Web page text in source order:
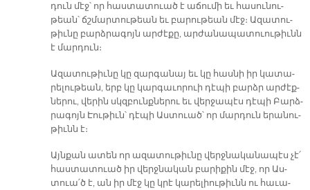
դուն մէջ՝ որ հաս­տա­տուած է ա­ճու­մի եւ հա­սու­նու­
թեան՝ ճշմար­տու­թեան եւ բա­րու­թեան մէջ։ Ա­զա­տու­
թիւ­նը բարձ­րա­գոյն ար­ժէ­քը, ար­ժա­նա­պա­տուու­թիւնն
է մար­դուն։
Ա­զա­տու­թիւ­նը կը զար­գա­նայ եւ կը հաս­նի իր կա­տա­
րե­լու­թեան, երբ կը կար­գաւորուի դէ­պի բարձր ար­ժէք­
նե­րու, վե­րին սկզբունք­նե­րու եւ վեր­ջա­պէս դէ­պի Բարձ­
րա­գոյն Էու­թիւն՝ դէ­պի Աս­տուած՝ որ մար­դուն ե­րա­նու­
թիւնն է։
Այն­քան ա­տեն որ ա­զա­տու­թիւ­նը վերջ­նա­կանա­պէս չէ՛
հաս­տա­տուած իր վերջ­նա­կան բա­րի­քին մէջ, որ Աս­
տուա՛ծ է, ան իր մէջ կը կրէ կա­րե­լիու­թիւնն ու հա­ւա­